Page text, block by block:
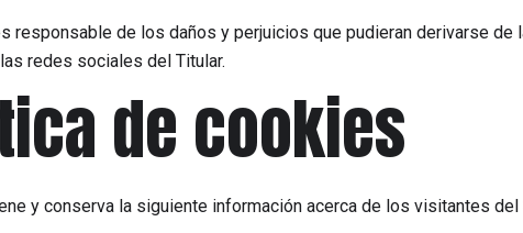
responsable de los daños y perjuicios que pudieran derivarse
redes sociales del Titular.
de cookies
y conserva la siguiente información acerca de los visitantes del